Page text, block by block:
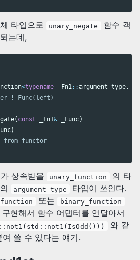
타입으로 unary_negate
함수 객
는데,
<typename _Fn1::argument_type,
!_Func(left)
( const _Fn1& _Func)
)
functor
상속받을 unary_function
의 타
argument_type
타입이 쓰인다.
또는 binary_function
현해서 함수 어댑터를 연달아서
와 같
쓸 수 있다는 얘기.